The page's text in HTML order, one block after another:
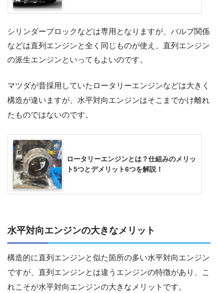
シリンダーブロックなどは専用となりますが、バルブ関係
などは直列エンジンと全く同じものが使え、直列エンジン
の派生エンジンといってもよいのです。
マツダが昔採用していたロータリーエンジンなどは大きく
構造が違いますが、水平対向エンジンはそこまでかけ離れ
たものではないのです。
ロータリーエンジンとは？仕組みのメリッ
ト5つとデメリット6つを解説！
水平対向エンジンの大きなメリット
構造的に直列エンジンと似た箇所の多い水平対向エンジン
ですが、直列エンジンとは違うエンジンの特徴があり、こ
れこそが水平対向エンジンの大きなメリットです。